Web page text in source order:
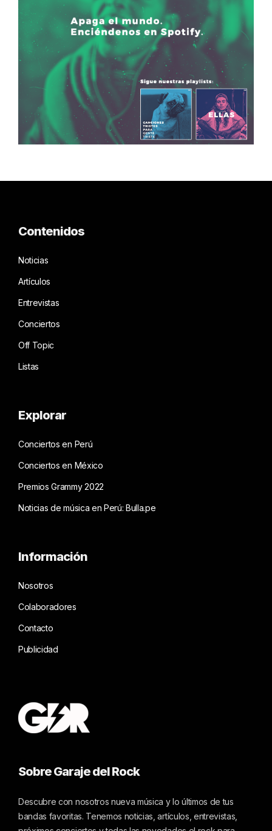
Contenidos
Noticias
Artículos
Entrevistas
Conciertos
Off Topic
Listas
Explorar
Conciertos en Perú
Conciertos en México
Premios Grammy 2022
Noticias de música en Perú: Bulla.pe
Información
Nosotros
Colaboradores
Contacto
Publicidad
Sobre Garaje del Rock
Descubre con nosotros nueva música y lo últimos de tus
bandas favoritas. Tenemos noticias, artículos, entrevistas,